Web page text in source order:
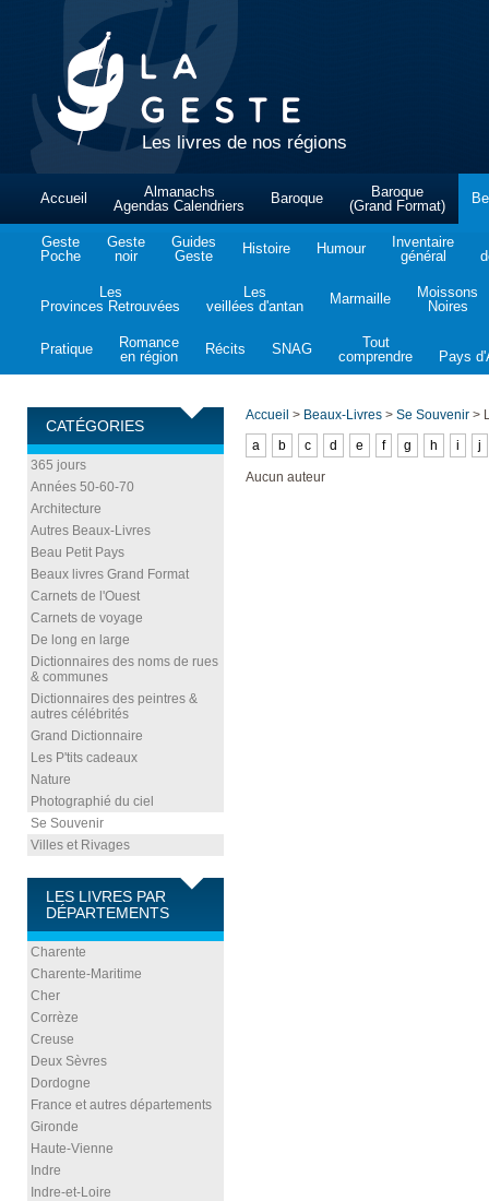
Les livres de nos régions
Accueil
Almanachs
Agendas Calendriers
Baroque
Baroque
(Grand Format)
Geste
Poche
Geste
noir
Guides
Geste
Histoire Humour
Inventaire
général
Les
Provinces Retrouvées
Les
veillées d'antan
Marmaille
Moissons
Noires
Pratique
Romance
en région
Récits SNAG
Tout
comprendre
Pays
CATÉGORIES
365 jours
Années 50-60-70
Architecture
Autres Beaux-Livres
Beau Petit Pays
Beaux livres Grand Format
Carnets de l'Ouest
Carnets de voyage
De long en large
Dictionnaires des noms de rues
& communes
Dictionnaires des peintres &
autres célébrités
Grand Dictionnaire
Les P'tits cadeaux
Nature
Photographié du ciel
Se Souvenir
Villes et Rivages
LES LIVRES PAR
DÉPARTEMENTS
Charente
Charente-Maritime
Cher
Corrèze
Creuse
Deux Sèvres
Dordogne
France et autres départements
Gironde
Haute-Vienne
Indre
Indre-et-Loire
Accueil > Beaux-Livres > Se Souvenir >
a
b c d e f g h i j
Aucun auteur